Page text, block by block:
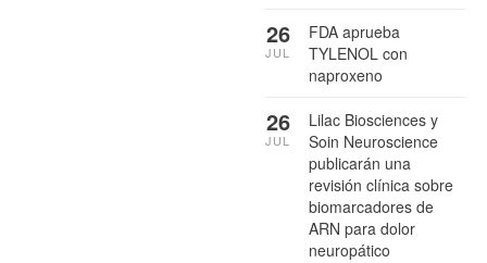
FDA aprueba
TYLENOL con
naproxeno
26
JUL
Lilac Biosciences y
Soin Neuroscience
publicarán una
revisión clínica sobre
biomarcadores de
ARN para dolor
neuropático
26
JUL